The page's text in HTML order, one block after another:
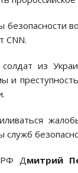
CNN.
из
и
служб
РФ Дмитрий